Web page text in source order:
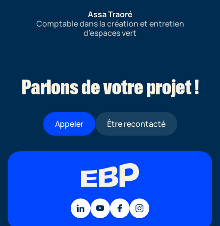
Assa Traoré
Comptable dans la création et entretien
d’espaces vert
Parlons de votre projet !
Appeler Être recontacté